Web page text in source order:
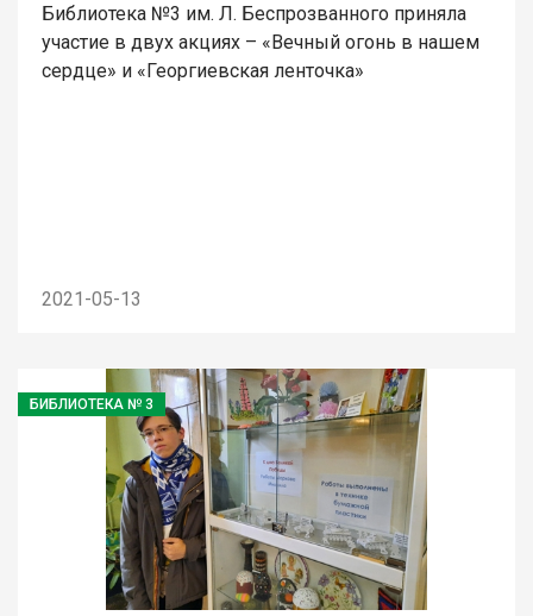
Библиотека №3 им. Л. Беспрозванного приняла
участие в двух акциях – «Вечный огонь в нашем
сердце» и «Георгиевская ленточка»
2021-05-13
БИБЛИОТЕКА № 3